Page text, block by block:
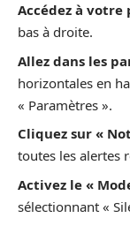
Accédez à votre
bas à droite.
Allez dans les
horizontales en
« Paramètres ».
Cliquez sur «
toutes les alertes
Activez le «
sélectionnant «